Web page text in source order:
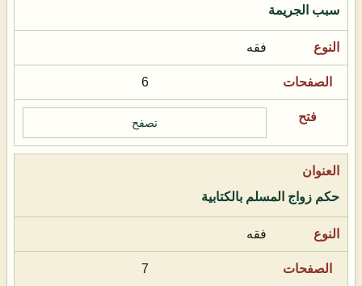
سبب الجريمة
فقه
6
تصفح
حكم زواج المسلم بالكتابية
فقه
7